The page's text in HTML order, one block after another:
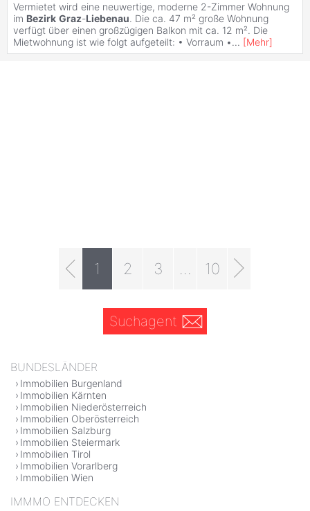
Vermietet wird eine neuwertige, moderne 2-Zimmer Wohnung
im Bezirk Graz-Liebenau. Die ca. 47 m² große Wohnung
verfügt über einen großzügigen Balkon mit ca. 12 m². Die
Mietwohnung ist wie folgt aufgeteilt: • Vorraum •... [Mehr]
1 2 3 10
Suchagent
BUNDESLÄNDER
Immobilien Burgenland
Immobilien Kärnten
Immobilien Niederösterreich
Immobilien Oberösterreich
Immobilien Salzburg
Immobilien Steiermark
Immobilien Tirol
Immobilien Vorarlberg
Immobilien Wien
IMMMO ENTDECKEN